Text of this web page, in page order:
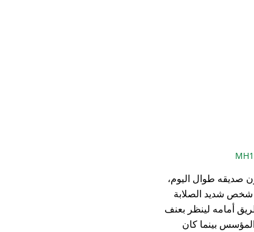
صديقه طوال اليوم،
شخص شديد الصلابة
أمامه لينظر بعنف
بينما كان